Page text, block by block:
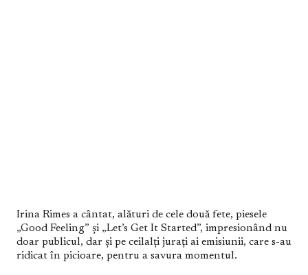
Irina Rimes a cântat, alături de cele două fete, piesele
„Good Feeling” și „Let’s Get It Started”, impresionând nu
doar publicul, dar și pe ceilalți jurați ai emisiunii, care s-au
ridicat în picioare, pentru a savura momentul.